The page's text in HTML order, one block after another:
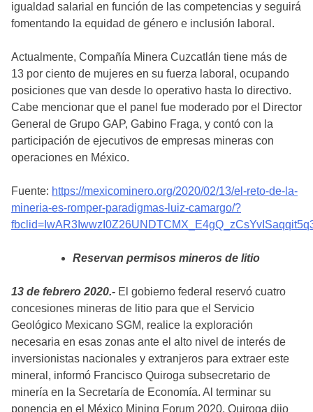
igualdad salarial en función de las competencias y seguirá
fomentando la equidad de género e inclusión laboral.
Actualmente, Compañía Minera Cuzcatlán tiene más de
13 por ciento de mujeres en su fuerza laboral, ocupando
posiciones que van desde lo operativo hasta lo directivo.
Cabe mencionar que el panel fue moderado por el Director
General de Grupo GAP, Gabino Fraga, y contó con la
participación de ejecutivos de empresas mineras con
operaciones en México.
Fuente: https://mexicominero.org/2020/02/13/el-reto-de-la-
mineria-es-romper-paradigmas-luiz-camargo/?
Reservan permisos mineros de litio
13 de febrero 2020.- El gobierno federal reservó cuatro
concesiones mineras de litio para que el Servicio
Geológico Mexicano SGM, realice la exploración
necesaria en esas zonas ante el alto nivel de interés de
inversionistas nacionales y extranjeros para extraer este
mineral, informó Francisco Quiroga subsecretario de
minería en la Secretaría de Economía. Al terminar su
ponencia en el México Mining Forum 2020, Quiroga dijo